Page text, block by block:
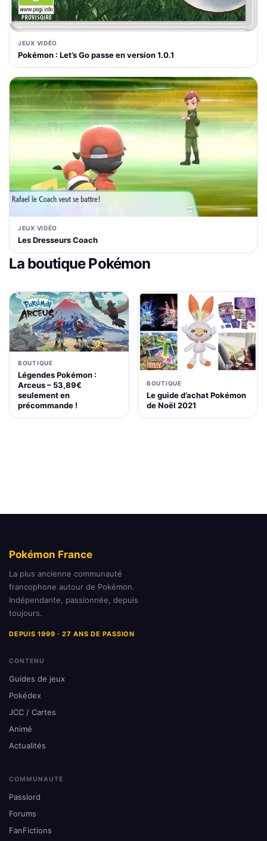
JEUX VIDÉO
Pokémon : Let’s Go passe en version 1.0.1
JEUX VIDÉO
Les Dresseurs Coach
La boutique Pokémon
BOUTIQUE
Légendes Pokémon :
Arceus – 53,89€
seulement en
précommande !
BOUTIQUE
Le guide d’achat Pokémon
de Noël 2021
Pokémon France
La plus ancienne communauté
francophone autour de Pokémon.
Indépendante, passionnée, depuis
toujours.
DEPUIS 1999 · 27 ANS DE PASSION
CONTENU
Guides de jeux
Pokédex
JCC / Cartes
Animé
Actualités
COMMUNAUTÉ
Passlord
Forums
FanFictions